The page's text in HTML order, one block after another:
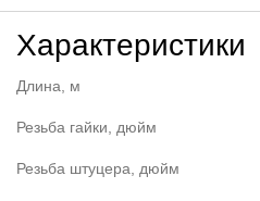
Характеристики
Длина, м
Резьба гайки, дюйм
Резьба штуцера, дюйм